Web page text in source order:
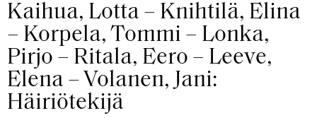
Kaihua, Lotta – Knihtilä, Elina
– Korpela, Tommi – Lonka,
Pirjo – Ritala, Eero – Leeve,
Elena – Volanen, Jani:
Häiriötekijä